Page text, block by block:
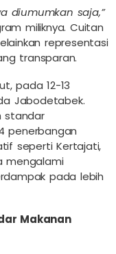
diumumkan saja,”
miliknya. Cuitan
representasi
transparan.
pada 12-13
Jabodetabek.
standar
penerbangan
seperti Kertajati,
mengalami
pada lebih
Makanan